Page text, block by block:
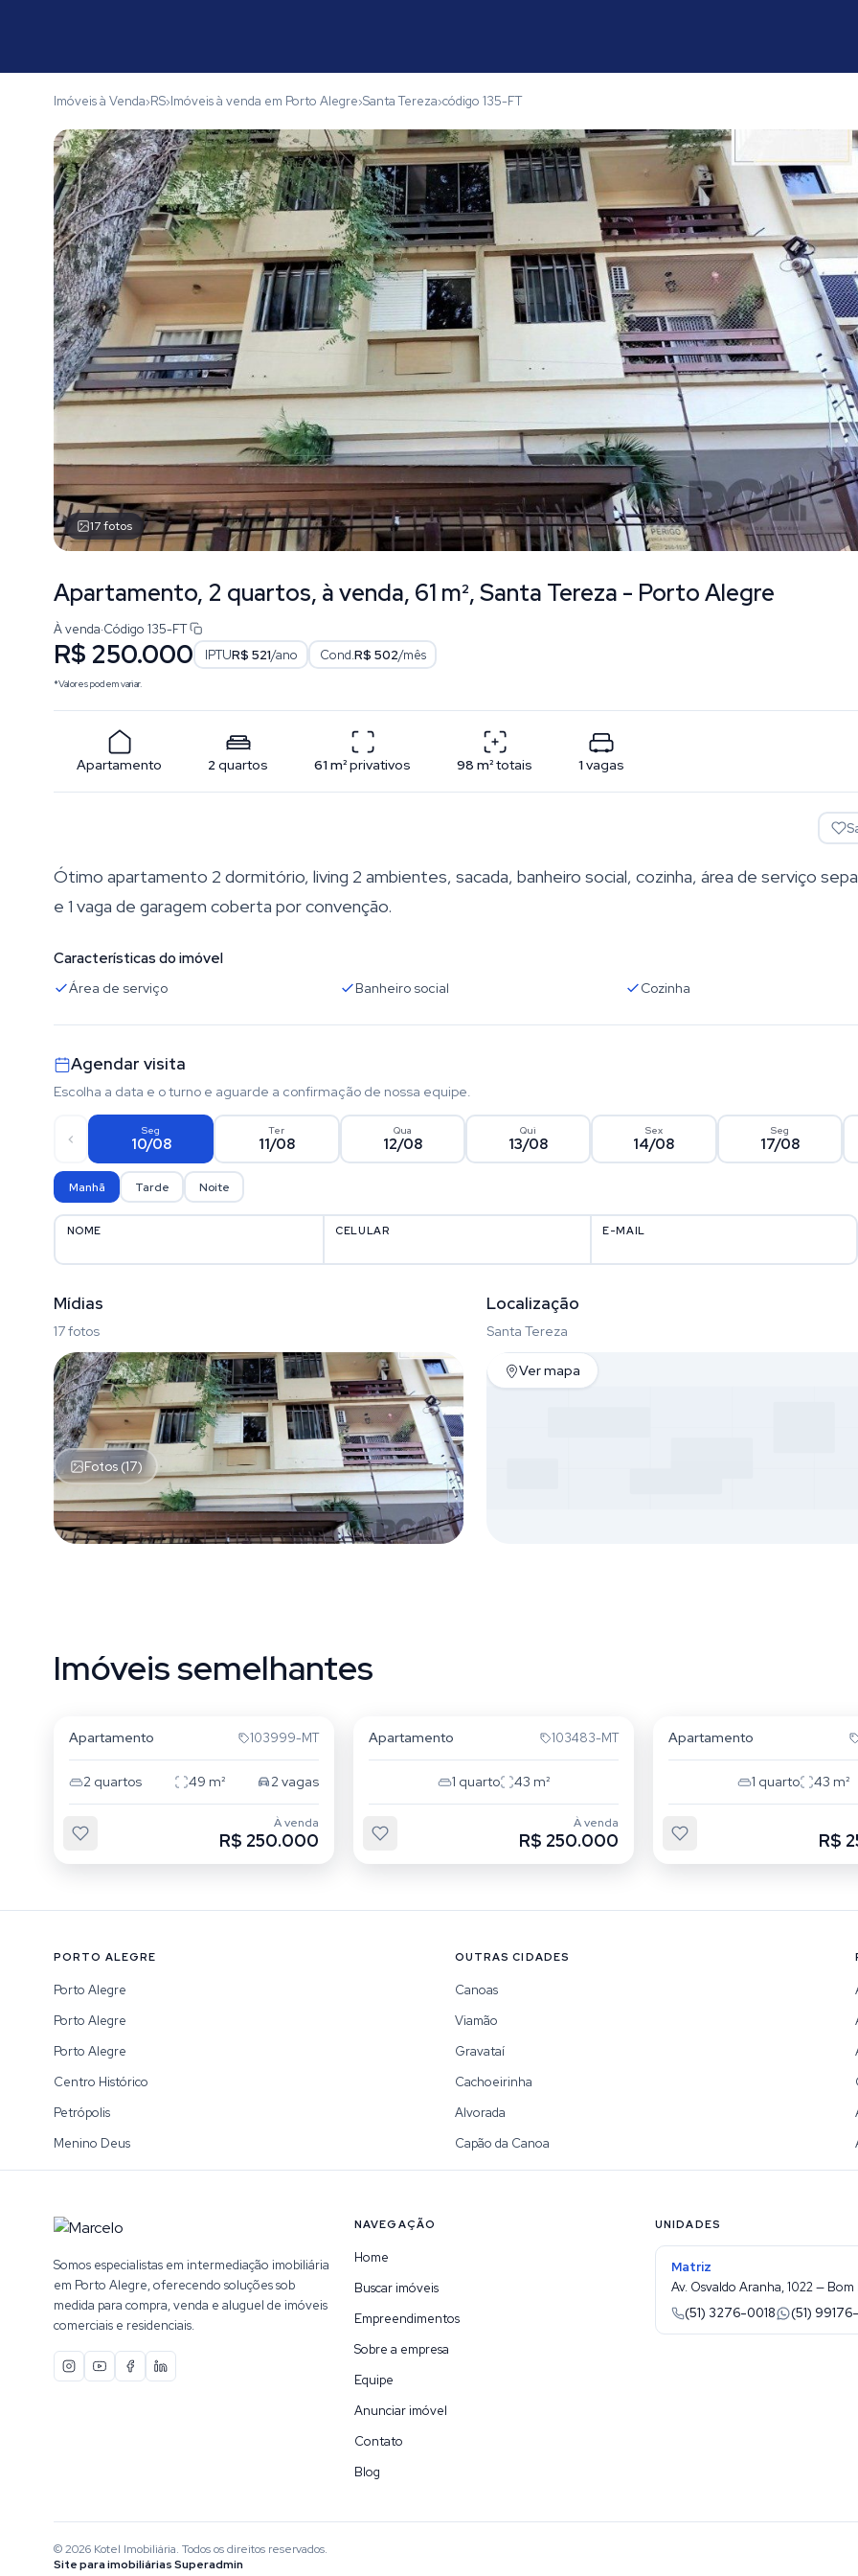
Imóveis à Venda›RS›Imóveis à venda em Porto Alegre›Santa Tereza›código 135-FT
17fotos
Apartamento, 2 quartos, à venda, 61 m², Santa Tereza - Porto Alegre
À venda·Código 135-FT
R$ 250.000 IPTUR$ 521/ano Cond.R$ 502/mês
*Valores podem variar.
Apartamento 2 quartos 61 m²privativos 98 m²totais 1 vagas
Ótimo apartamento 2 dormitório, living 2 ambientes, sacada, banheiro social, cozinha, área de serviço
e 1 vaga de garagem coberta por convenção.
Características do imóvel
Área de serviço Banheiro social Cozinha
Agendar visita
Escolha a data e o turno e aguarde a confirmação de nossa equipe.
Seg
10/08
Ter
11/08
Qua
12/08
Qui
13/08
Sex
14/08
Seg
17/08
Manhã Tarde Noite
NOME CELULAR E-MAIL
Mídias
17 fotos
Fotos (17)
Localização
Santa Tereza
Ver mapa
Imóveis semelhantes
Apartamento 103999-MT
2 quartos 49 m² 2vagas
À venda
R$ 250.000
Apartamento 103483-MT
1 quarto 43 m²
À venda
R$ 250.000
Apartamento
1 quarto 43 m²
R$
PORTO ALEGRE
Porto Alegre
Porto Alegre
Porto Alegre
Centro Histórico
Petrópolis
Menino Deus
OUTRAS CIDADES
Canoas
Viamão
Gravataí
Cachoeirinha
Alvorada
Capão da Canoa
Somos especialistas em intermediação imobiliária
em Porto Alegre, oferecendo soluções sob
medida para compra, venda e aluguel de imóveis
comerciais e residenciais.
NAVEGAÇÃO
Home
Buscar imóveis
Empreendimentos
Sobre a empresa
Equipe
Anunciar imóvel
Contato
Blog
UNIDADES
Matriz
Av. Osvaldo Aranha, 1022 —
(51) 3276-0018
(51)
©2026 Kotel Imobiliária. Todos os direitos reservados.
Site para imobiliárias Superadmin